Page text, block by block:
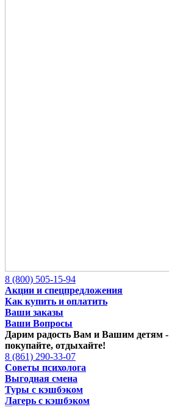
8 (800) 505-15-94
Акции и спецпредложения
Как купить и оплатить
Ваши заказы
Ваши Вопросы
Дарим радость Вам и Вашим детям -
покупайте, отдыхайте!
8 (861) 290-33-07
Советы психолога
Выгодная смена
Туры с кэшбэком
Лагерь с кэшбэком